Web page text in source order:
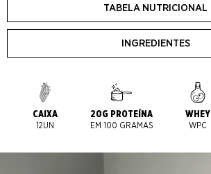
TABELA NUTRICIONAL
INGREDIENTES
CAIXA
12UN
20G PROTEÍNA
EM 100 GRAMAS
WHEY
WPC